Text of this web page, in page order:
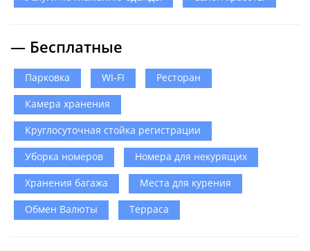
— Бесплатные
Парковка WI-FI
Ресторан
Камера хранения
Круглосуточная стойка регистрации
Уборка номеров
Номера для некурящих
Хранения багажа
Места для курения
Обмен Валюты
Терраса